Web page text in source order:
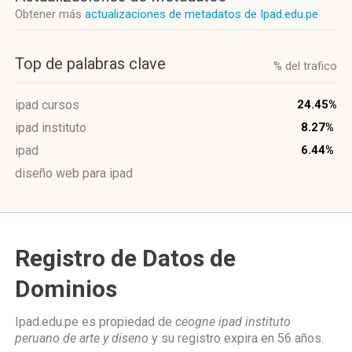
Obtener más actualizaciones de metadatos de Ipad.edu.pe
Top de palabras clave % del trafico
ipad cursos 24.45%
ipad instituto 8.27%
ipad 6.44%
diseño web para ipad
Registro de Datos de
Dominios
Ipad.edu.pe es propiedad de ceogne ipad instituto
peruano de arte y diseno y su registro expira en 56 años.